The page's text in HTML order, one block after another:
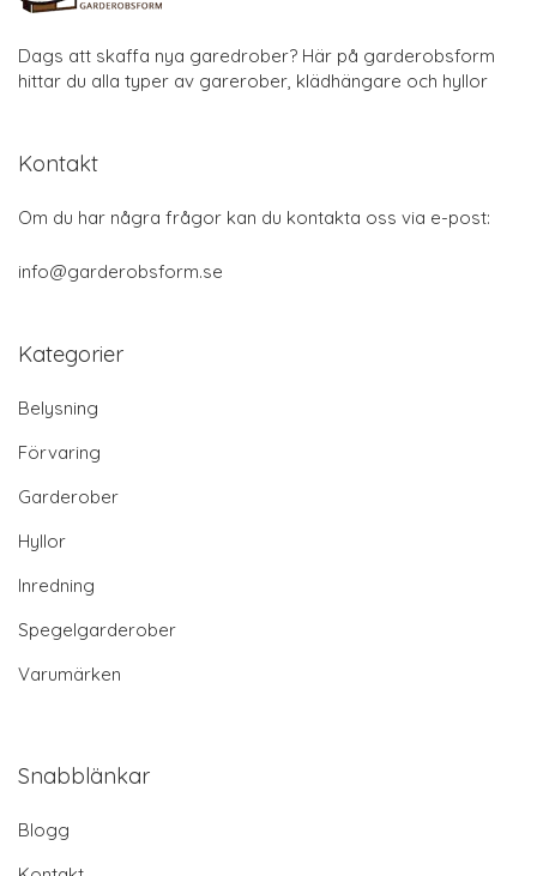
Dags att skaffa nya garedrober? Här på garderobsform
hittar du alla typer av garerober, klädhängare och hyllor
Kontakt
Om du har några frågor kan du kontakta oss via e-post:
info@garderobsform.se
Kategorier
Belysning
Förvaring
Garderober
Hyllor
Inredning
Spegelgarderober
Varumärken
Snabblänkar
Blogg